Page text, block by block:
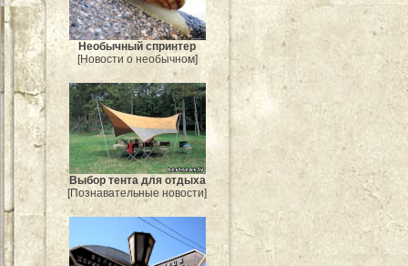
Необычный спринтер
[Новости о необычном]
Выбор тента для отдыха
[Познавательные новости]